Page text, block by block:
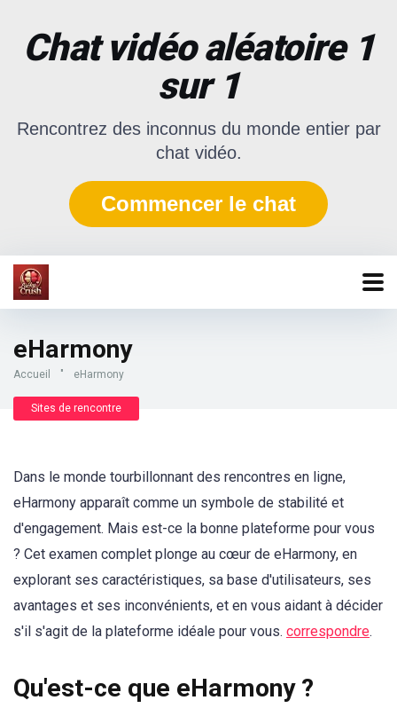
Chat vidéo aléatoire 1
sur 1
Rencontrez des inconnus du monde entier par
chat vidéo.
Commencer le chat
eHarmony
Accueil " eHarmony
Sites de rencontre
Dans le monde tourbillonnant des rencontres en ligne,
eHarmony apparaît comme un symbole de stabilité et
d'engagement. Mais est-ce la bonne plateforme pour vous
? Cet examen complet plonge au cœur de eHarmony, en
explorant ses caractéristiques, sa base d'utilisateurs, ses
avantages et ses inconvénients, et en vous aidant à décider
s'il s'agit de la plateforme idéale pour vous. correspondre.
Qu'est-ce que eHarmony ?